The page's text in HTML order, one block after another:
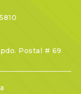
Postal # 69